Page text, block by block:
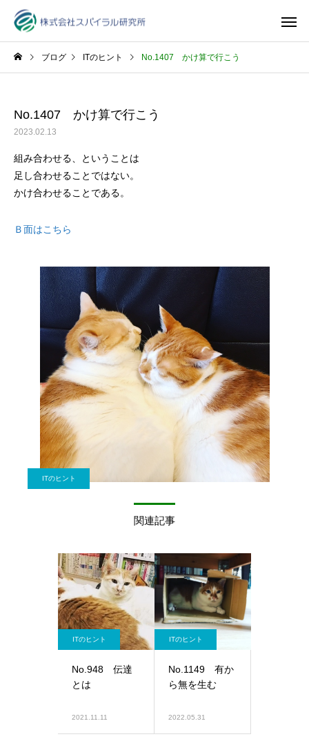
ブログ ITのヒント No.1407 かけ算で行こう
No.1407 かけ算で行こう
2023.02.13
組み合わせる、ということは
足し合わせることではない。
かけ合わせることである。
Ｂ面はこちら
ITのヒント
関連記事
ITのヒント
No.948 伝達
とは
2021.11.11
ITのヒント
No.1149 有か
ら無を生む
2022.05.31